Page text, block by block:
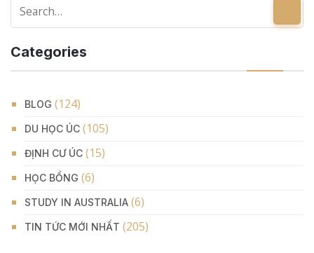
Categories
BLOG (124)
DU HỌC ÚC (105)
ĐỊNH CƯ ÚC (15)
HỌC BỔNG (6)
STUDY IN AUSTRALIA (6)
TIN TỨC MỚI NHẤT (205)